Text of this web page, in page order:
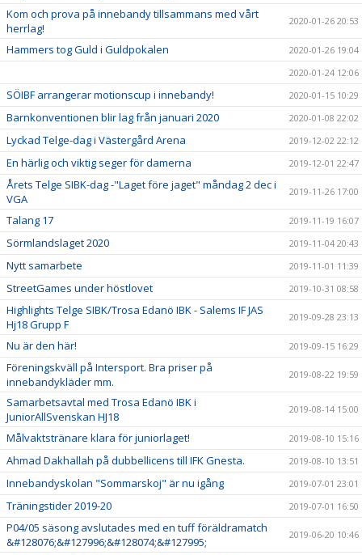
Kom och prova på innebandy tillsammans med vårt
herrlag!
2020-01-26 20:53
Hammers tog Guld i Guldpokalen
2020-01-26 19:04
2020-01-24 12:06
SÖIBF arrangerar motionscup i innebandy! 2020-01-15 10:29
Barnkonventionen blir lag från januari 2020 2020-01-08 22:02
Lyckad Telge-dag i Västergård Arena 2019-12-02 22:12
En härlig och viktig seger för damerna 2019-12-01 22:47
Årets Telge SIBK-dag -"Laget före jaget" måndag 2 dec i
VGA
2019-11-26 17:00
Talang 17 2019-11-19 16:07
Sörmlandslaget 2020 2019-11-04 20:43
Nytt samarbete 2019-11-01 11:39
StreetGames under höstlovet 2019-10-31 08:58
Highlights Telge SIBK/Trosa Edanö IBK - Salems IF JAS
Hj18 Grupp F
2019-09-28 23:13
Nu är den här! 2019-09-15 16:29
Föreningskväll på Intersport. Bra priser på
innebandykläder mm.
2019-08-22 19:59
Samarbetsavtal med Trosa Edanö IBK i
JuniorAllSvenskan HJ18
2019-08-14 15:00
Målvaktstränare klara för juniorlaget! 2019-08-10 15:16
Ahmad Dakhallah på dubbellicens till IFK Gnesta. 2019-08-10 13:51
Innebandyskolan "Sommarskoj" är nu igång 2019-07-01 23:01
Träningstider 2019-20 2019-07-01 16:50
P04/05 säsong avslutades med en tuff föräldramatch
&#128076;&#127996;&#128074;&#127995;
2019-06-20 10:46